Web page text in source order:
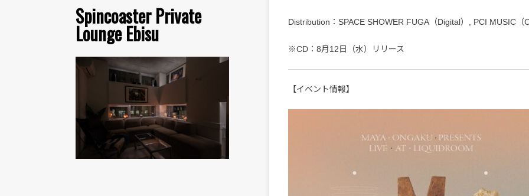
Spincoaster Private
Lounge Ebisu Distribution：SPACE SHOWER FUGA（Digital）, PCI MUSIC（
※CD：8月12日（水）リリース
【イベント情報】